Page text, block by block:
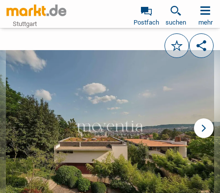
Stuttgart Postfach suchen mehr
Merken
vorheriges Bild